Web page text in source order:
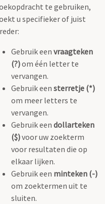
te gebruiken,
u specifieker of juist
Gebruik een vraagteken
(?)om één letter te
vervangen.
Gebruik een sterretje (*)
om meer letters te
vervangen.
Gebruik een dollarteken
($)voor uw zoekterm
voor resultaten die op
elkaar lijken.
Gebruik een minteken (-)
om zoektermen uit te
sluiten.